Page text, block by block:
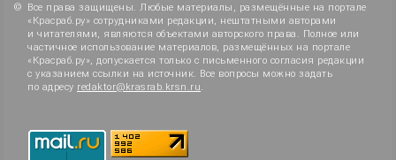
Все права защищены. Любые материалы, размещённые на портале
«Красраб.ру» сотрудниками редакции, нештатными авторами
и читателями, являются объектами авторского права. Полное или
частичное использование материалов, размещённых на портале
«Красраб.ру», допускается только с письменного согласия редакции
с указанием ссылки на источник. Все вопросы можно задать
по адресу redaktor@krasrab.krsn.ru.